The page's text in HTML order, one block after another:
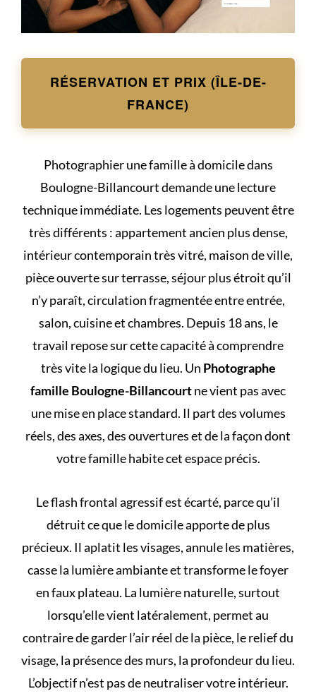
RÉSERVATION ET PRIX (ÎLE-DE-
FRANCE)
Photographier une famille à domicile dans
Boulogne-Billancourt demande une lecture
technique immédiate. Les logements peuvent être
très différents : appartement ancien plus dense,
intérieur contemporain très vitré, maison de ville,
pièce ouverte sur terrasse, séjour plus étroit qu’il
n’y paraît, circulation fragmentée entre entrée,
salon, cuisine et chambres. Depuis 18 ans, le
travail repose sur cette capacité à comprendre
très vite la logique du lieu. Un Photographe
famille Boulogne-Billancourtne vient pas avec
une mise en place standard. Il part des volumes
réels, des axes, des ouvertures et de la façon dont
votre famille habite cet espace précis.
Le flash frontal agressif est écarté, parce qu’il
détruit ce que le domicile apporte de plus
précieux. Il aplatit les visages, annule les matières,
casse la lumière ambiante et transforme le foyer
en faux plateau. La lumière naturelle, surtout
lorsqu’elle vient latéralement, permet au
contraire de garder l’air réel de la pièce, le relief du
visage, la présence des murs, la profondeur du lieu.
L’objectif n’est pas de neutraliser votre intérieur.